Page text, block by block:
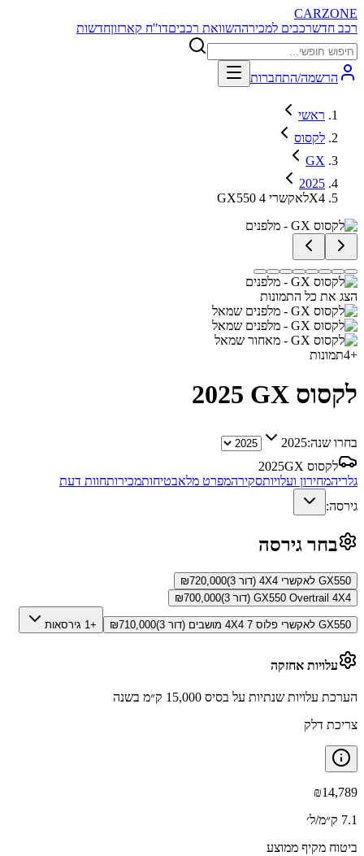
CARZONE
רכב חדשרכבים למכירההשוואת רכביםדו"ח קארזוןחדשות
הרשמה/התחברות
ראשי
לקסוס
GX
2025
GX550 לאקשרי 4X4
הצג את כל התמונות
+
4תמונות
לקסוס GX 2025
בחרו שנה:2025
לקסוס GX
2025
גלריהמחירון ועלויותסקירהמפרט מלאבטיחותמכירותחוות דעת
גירסה:
בחר גירסה
GX550 לאקשרי 4X4 (דור 3) ₪720,000
GX550 Overtrail 4X4 (דור 3)
₪700,000
GX550 לאקשרי פלוס 4X4 7 מושבים (דור 3) ₪710,000 +1 גירסאות
עלויות אחזקה
הערכת עלויות שנתיות על בסיס 15,000 ק״מ בשנה
צריכת דלק
₪14,789
7.1 ק״מ/ל׳
ביטוח מקיף ממוצע